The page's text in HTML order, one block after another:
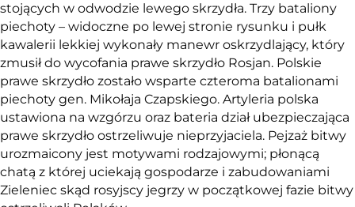
stojących w odwodzie lewego skrzydła. Trzy bataliony
piechoty – widoczne po lewej stronie rysunku i pułk
kawalerii lekkiej wykonały manewr oskrzydlający, który
zmusił do wycofania prawe skrzydło Rosjan. Polskie
prawe skrzydło zostało wsparte czteroma batalionami
piechoty gen. Mikołaja Czapskiego. Artyleria polska
ustawiona na wzgórzu oraz bateria dział ubezpieczająca
prawe skrzydło ostrzeliwuje nieprzyjaciela. Pejzaż bitwy
urozmaicony jest motywami rodzajowymi; płonącą
chatą z której uciekają gospodarze i zabudowaniami
Zieleniec skąd rosyjscy jegrzy w początkowej fazie bitwy